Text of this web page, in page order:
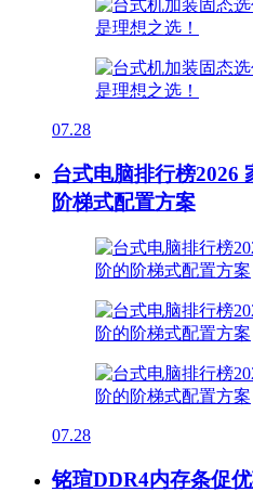
07.28
台式电脑排行榜2026
阶梯式配置方案
07.28
铭瑄DDR4内存条促